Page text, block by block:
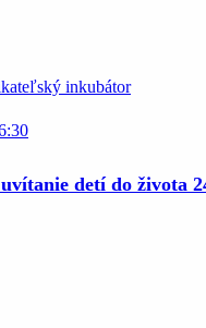
inkubátor
detí do života